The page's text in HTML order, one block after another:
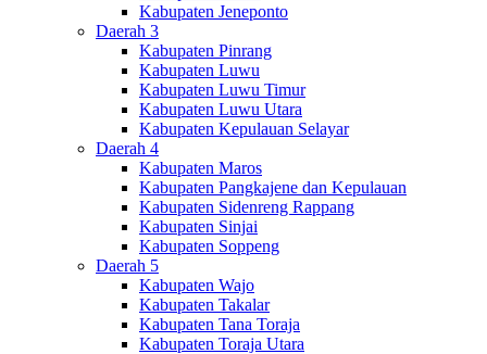
Kabupaten Jeneponto
Daerah 3
Kabupaten Pinrang
Kabupaten Luwu
Kabupaten Luwu Timur
Kabupaten Luwu Utara
Kabupaten Kepulauan Selayar
Daerah 4
Kabupaten Maros
Kabupaten Pangkajene dan Kepulauan
Kabupaten Sidenreng Rappang
Kabupaten Sinjai
Kabupaten Soppeng
Daerah 5
Kabupaten Wajo
Kabupaten Takalar
Kabupaten Tana Toraja
Kabupaten Toraja Utara